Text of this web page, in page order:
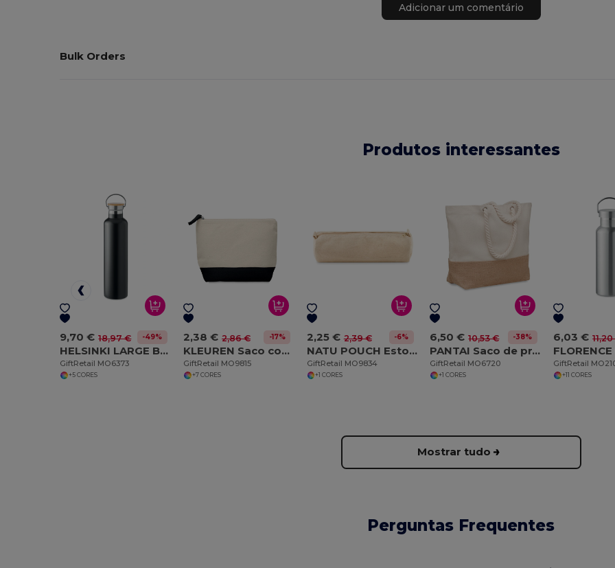
Adicionar um comentário
Bulk Orders
Produtos interessantes
9,70 € 18,97 € -49%
HELSINKI LARGE Balão de parede dupla 1L
GiftRetail MO6373
+5 CORES
2,38 € 2,86 € -17%
KLEUREN Saco cosméticos em algodão
GiftRetail MO9815
+7 CORES
2,25 € 2,39 € -6%
NATU POUCH Estojo em algodão
GiftRetail MO9834
+1 CORES
6,50 € 10,53 € -38%
PANTAI Saco de praia canvas 280 gr/m²
GiftRetail MO6720
+1 CORES
6,03 €
GiftRetail
+11 CORES
Mostrar tudo
Perguntas Frequentes